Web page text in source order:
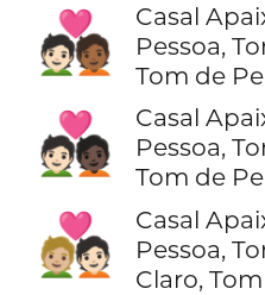
🧑🏻‍❤️‍🧑🏾
Casal
Pessoa,
Tom de
🧑🏻‍❤️‍🧑🏿
Casal
Pessoa,
Tom de
🧑🏼‍❤️‍🧑🏻
Casal
Pessoa,
Claro,